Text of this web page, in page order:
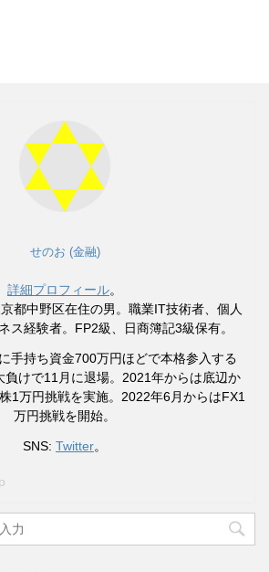
せのお (金融)
詳細プロフィール。
都中野区在住の男。職業IT技術者、個人
ス経験者。FP2級、日商簿記3級保有。
手持ち資金700万円ほどで本格参入する
負けで11月に退場。2021年からは底辺か
1万円挑戦を実施。2022年6月からはFX1
万円挑戦を開始。
SNS: Twitter。